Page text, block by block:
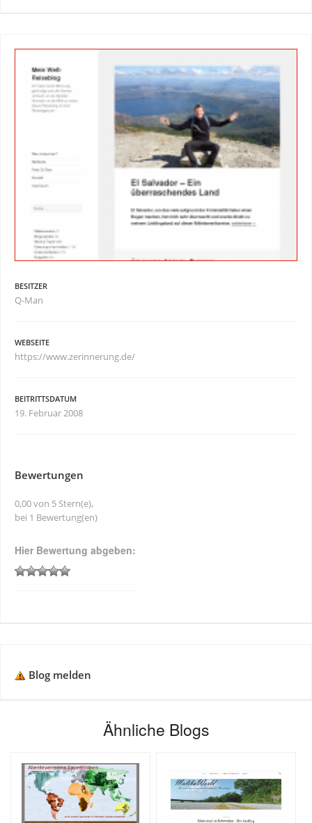
BESITZER
Q-Man
WEBSEITE
https://www.zerinnerung.de/
BEITRITTSDATUM
19. Februar 2008
Bewertungen
0,00 von 5 Stern(e),
bei 1 Bewertung(en)
Hier Bewertung abgeben:
Blog melden
Ähnliche Blogs